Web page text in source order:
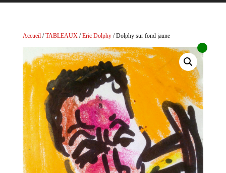
Accueil/TABLEAUX/Eric Dolphy/ Dolphy sur fond jaune